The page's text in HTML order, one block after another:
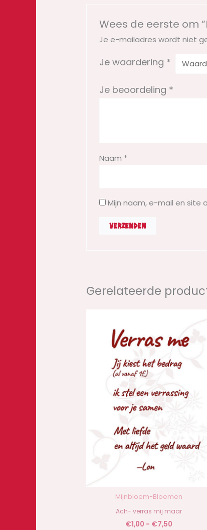
Wees de eerste om
Je e-mailadres wordt niet
Je waardering *
Je beoordeling *
Naam *
Mijn naam, e-mail en site
Gerelateerde
Mijnbloem-Bloemen
Ach- verras mij maar
€1,00 - €7,50
€7,50